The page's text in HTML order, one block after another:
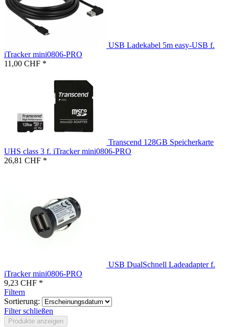
USB Ladekabel 5m easy-USB f.
iTracker mini0806-PRO
11,00 CHF *
Transcend 128GB Speicherkarte
UHS class 3 f. iTracker mini0806-PRO
26,81 CHF *
USB DualSchnell Ladeadapter f.
iTracker mini0806-PRO
9,23 CHF *
Filtern
Sortierung:
Filter schließen
Produkte anzeigen